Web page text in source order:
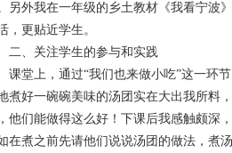
另外我在一年级的乡土教材《我看宁波
，更贴近学生。
、关注学生的参与和实践
堂上，通过“我们也来做小吃”这一环节
煮好一碗碗美味的汤团实在大出我所料
他们能做得这么好！下课后我感触颇深
在煮之前先请他们说说汤团的做法，煮